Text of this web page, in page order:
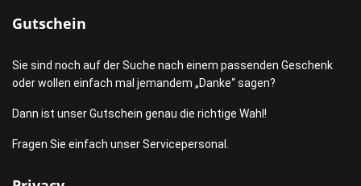
Gutschein
Sie sind noch auf der Suche nach einem passenden Geschenk
oder wollen einfach mal jemandem „Danke“ sagen?
Dann ist unser Gutschein genau die richtige Wahl!
Fragen Sie einfach unser Servicepersonal.